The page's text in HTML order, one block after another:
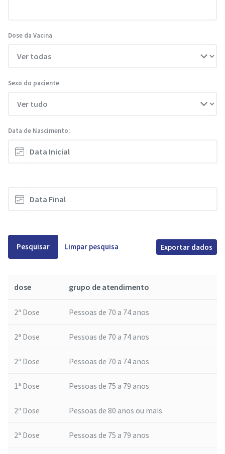
Dose da Vacina
Sexo do paciente
Data de Nascimento:
Pesquisar Limpar pesquisa Exportar dados
dose grupo de atendimento
2ª Dose Pessoas de 70 a 74 anos
2ª Dose Pessoas de 70 a 74 anos
2ª Dose Pessoas de 70 a 74 anos
1ª Dose Pessoas de 75 a 79 anos
2ª Dose Pessoas de 80 anos ou mais
2ª Dose Pessoas de 75 a 79 anos